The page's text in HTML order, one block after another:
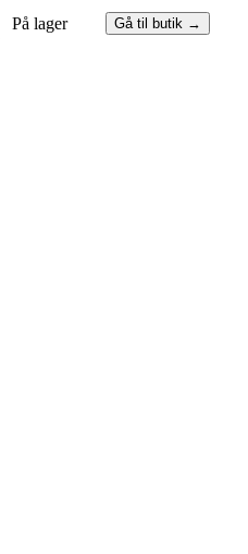
På lager Gå til butik →